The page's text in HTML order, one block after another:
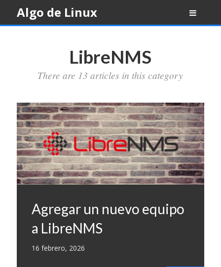
content
Algo de Linux
LibreNMS
There are 13 articles in this category
Agregar un nuevo equipo
a LibreNMS
16 febrero, 2026